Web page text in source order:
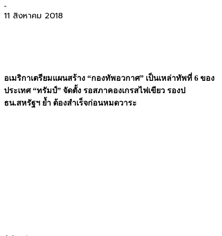
-
11 สิงหาคม 2018
อเมริกาเตรียมแผนสร้าง “กองทัพอวกาศ” เป็นเหล่าทัพที่ 6 ของ
ประเทศ “ทรัมป์” จัดตั้ง รอสภาคองเกรสไฟเขียว รองป
ธน.สหรัฐฯ ย้ำ ต้องสำเร็จก่อนหมดวาระ